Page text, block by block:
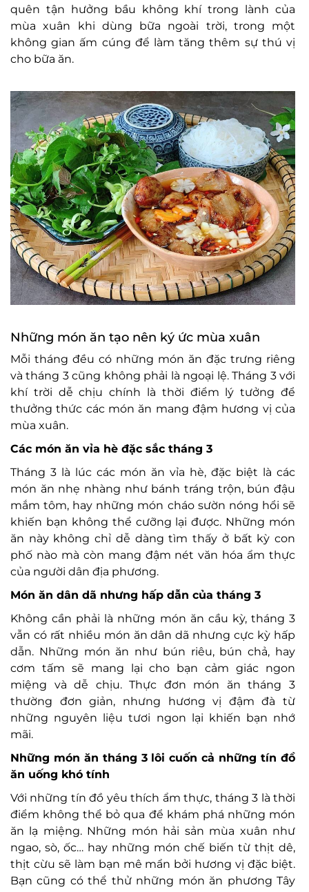
quên tận hưởng bầu không khí trong lành của
mùa xuân khi dùng bữa ngoài trời, trong một
không gian ấm cúng để làm tăng thêm sự thú vị
cho bữa ăn.
Những món ăn tạo nên ký ức mùa xuân
Mỗi tháng đều có những món ăn đặc trưng riêng
và tháng 3 cũng không phải là ngoại lệ. Tháng 3 với
khí trời dễ chịu chính là thời điểm lý tưởng để
thưởng thức các món ăn mang đậm hương vị của
mùa xuân.
Các món ăn vỉa hè đặc sắc tháng 3
Tháng 3 là lúc các món ăn vỉa hè, đặc biệt là các
món ăn nhẹ nhàng như bánh tráng trộn, bún đậu
mắm tôm, hay những món cháo sườn nóng hổi sẽ
khiến bạn không thể cưỡng lại được. Những món
ăn này không chỉ dễ dàng tìm thấy ở bất kỳ con
phố nào mà còn mang đậm nét văn hóa ẩm thực
của người dân địa phương.
Món ăn dân dã nhưng hấp dẫn của tháng 3
Không cần phải là những món ăn cầu kỳ, tháng 3
vẫn có rất nhiều món ăn dân dã nhưng cực kỳ hấp
dẫn. Những món ăn như bún riêu, bún chả, hay
cơm tấm sẽ mang lại cho bạn cảm giác ngon
miệng và dễ chịu. Thực đơn món ăn tháng 3
thường đơn giản, nhưng hương vị đậm đà từ
những nguyên liệu tươi ngon lại khiến bạn nhớ
mãi.
Những món ăn tháng 3 lôi cuốn cả những tín đồ
ăn uống khó tính
Với những tín đồ yêu thích ẩm thực, tháng 3 là thời
điểm không thể bỏ qua để khám phá những món
ăn lạ miệng. Những món hải sản mùa xuân như
ngao, sò, ốc… hay những món chế biến từ thịt dê,
thịt cừu sẽ làm bạn mê mẩn bởi hương vị đặc biệt.
Bạn cũng có thể thử những món ăn phương Tây